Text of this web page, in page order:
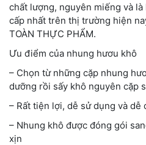
chất lượng, nguyên miếng và
cấp nhất trên thị trường hiện
TOÀN THỰC PHẨM.
Ưu điểm của nhung hươu khô
– Chọn từ những cặp nhung
dưỡng rồi sấy khô nguyên cặp
– Rất tiện lợi, dễ sử dụng và dễ
– Nhung khô được đóng gói
xịn